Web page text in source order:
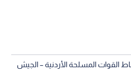
القوات المسلحة الأردنية – الجيش